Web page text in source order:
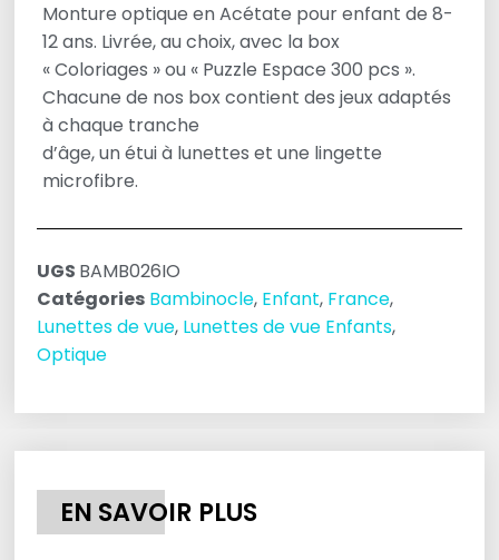
Monture optique en Acétate pour enfant de 8-
12 ans. Livrée, au choix, avec la box
« Coloriages » ou « Puzzle Espace 300 pcs ».
Chacune de nos box contient des jeux adaptés
à chaque tranche
d’âge, un étui à lunettes et une lingette
microfibre.
UGS BAMB026IO
Catégories Bambinocle, Enfant, France,
Lunettes de vue, Lunettes de vue Enfants,
Optique
EN SAVOIR PLUS